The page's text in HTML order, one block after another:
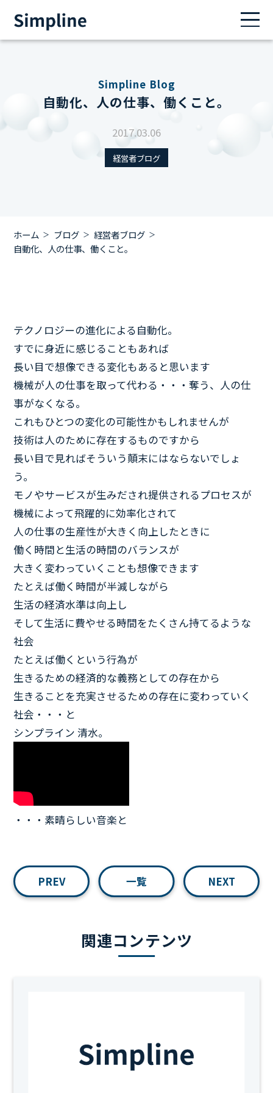
Simpline Blog
自動化、人の仕事、働くこと。
2017.03.06
経営者ブログ
ホーム ブログ
経営者ブログ
自動化、人の仕事、働くこと。
テクノロジーの進化による自動化。
すでに身近に感じることもあれば
長い目で想像できる変化もあると思います
機械が人の仕事を取って代わる・・・奪う、人の仕
事がなくなる。
これもひとつの変化の可能性かもしれませんが
技術は人のために存在するものですから
長い目で見ればそういう顛末にはならないでしょ
う。
モノやサービスが生みだされ提供されるプロセスが
機械によって飛躍的に効率化されて
人の仕事の生産性が大きく向上したときに
働く時間と生活の時間のバランスが
大きく変わっていくことも想像できます
たとえば働く時間が半減しながら
生活の経済水準は向上し
そして生活に費やせる時間をたくさん持てるような
社会
たとえば働くという行為が
生きるための経済的な義務としての存在から
生きることを充実させるための存在に変わっていく
社会・・・と
シンプライン 清水。
・・・素晴らしい音楽と
PREV 一覧 NEXT
関連コンテンツ